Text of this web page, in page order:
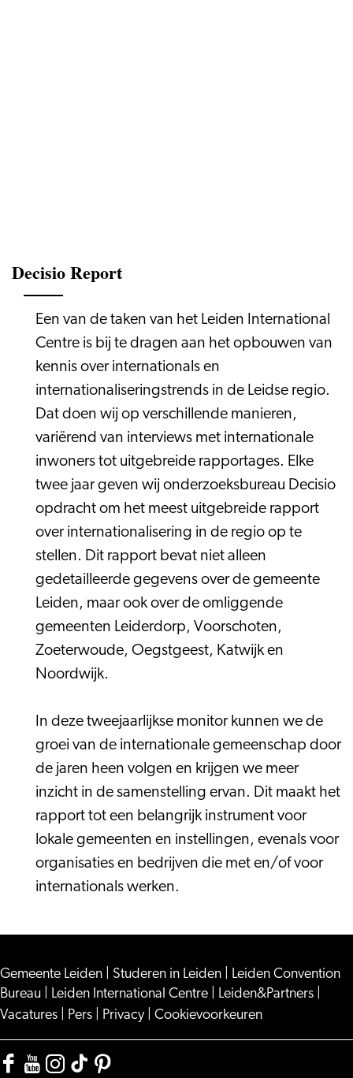
Decisio Report
Een van de taken van het Leiden International
Centre is bij te dragen aan het opbouwen van
kennis over internationals en
internationaliseringstrends in de Leidse regio.
Dat doen wij op verschillende manieren,
variërend van interviews met internationale
inwoners tot uitgebreide rapportages. Elke
twee jaar geven wij onderzoeksbureau Decisio
opdracht om het meest uitgebreide rapport
over internationalisering in de regio op te
stellen. Dit rapport bevat niet alleen
gedetailleerde gegevens over de gemeente
Leiden, maar ook over de omliggende
gemeenten Leiderdorp, Voorschoten,
Zoeterwoude, Oegstgeest, Katwijk en
Noordwijk.
In deze tweejaarlijkse monitor kunnen we de
groei van de internationale gemeenschap door
de jaren heen volgen en krijgen we meer
inzicht in de samenstelling ervan. Dit maakt het
rapport tot een belangrijk instrument voor
lokale gemeenten en instellingen, evenals voor
organisaties en bedrijven die met en/of voor
internationals werken.
Gemeente Leiden Studeren in Leiden
Leiden Convention
Bureau
Leiden International Centre Leiden&Partners
Vacatures
Pers Privacy Cookievoorkeuren
Facebook
YouTube
Instagram
TikTokPinterest